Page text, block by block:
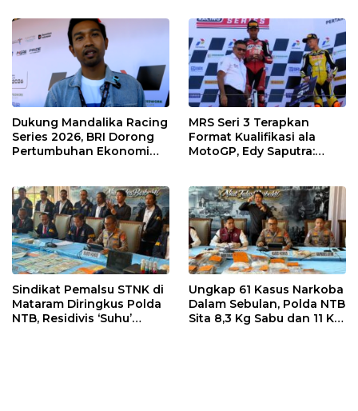
Dukung Mandalika Racing
Series 2026, BRI Dorong
Pertumbuhan Ekonomi
MRS Seri 3 Terapkan
Format Kualifikasi ala
MotoGP, Edy Saputra:
Sindikat Pemalsu STNK di
Mataram Diringkus Polda
NTB, Residivis ‘Suhu’
Ungkap 61 Kasus Narkoba
Dalam Sebulan, Polda NTB
Sita 8,3 Kg Sabu dan 11 Kg